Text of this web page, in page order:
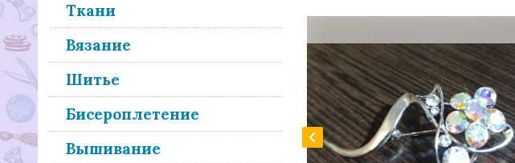
Ткани
Вязание
Шитье
Бисероплетение
Вышивание